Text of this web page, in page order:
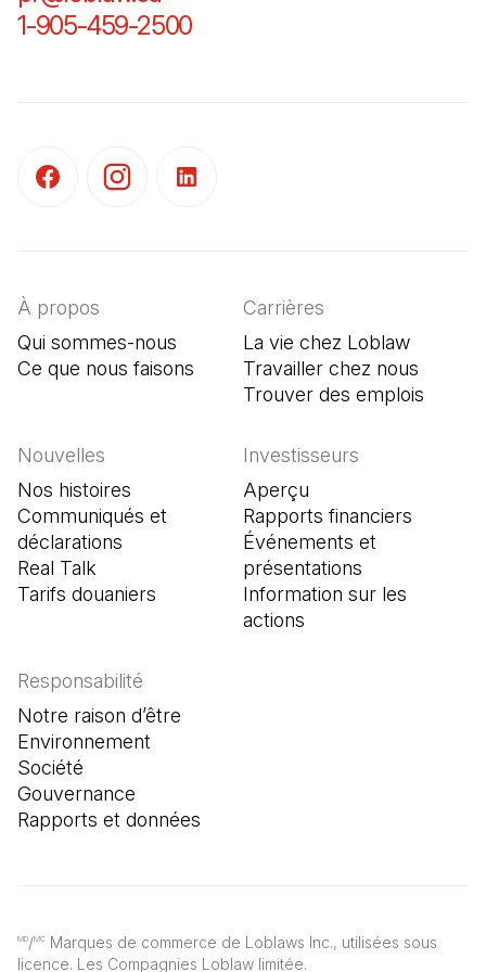
1-905-459-2500
MD/MC Marques de commerce de Loblaws Inc., utilisées sous
licence. Les Compagnies Loblaw limitée.
À propos
Qui sommes-nous
Ce que nous faisons
Carrières
La vie chez Loblaw
Travailler chez nous
Trouver des emplois
Nouvelles
Nos histoires
Communiqués et
déclarations
Real Talk
Tarifs douaniers
Investisseurs
Aperçu
Rapports financiers
Événements et
présentations
Information sur les
actions
Responsabilité
Notre raison d’être
Environnement
Société
Gouvernance
Rapports et données